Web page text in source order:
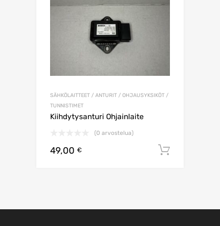
SÄHKÖLAITTEET / ANTURIT / OHJAUSYKSIKÖT /
TUNNISTIMET
Kiihdytysanturi Ohjainlaite
(0 arvostelua)
49,00 €